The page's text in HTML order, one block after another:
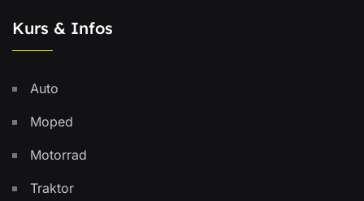
Kurs & Infos
Auto
Moped
Motorrad
Traktor